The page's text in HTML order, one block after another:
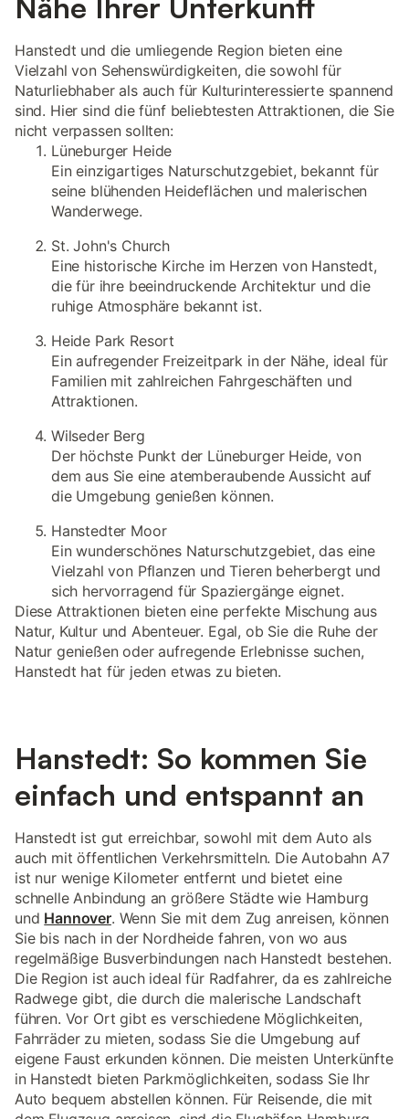
Nähe Ihrer Unterkunft
Hanstedt und die umliegende Region bieten eine
Vielzahl von Sehenswürdigkeiten, die sowohl für
Naturliebhaber als auch für Kulturinteressierte spannend
sind. Hier sind die fünf beliebtesten Attraktionen, die Sie
nicht verpassen sollten:
Lüneburger Heide
Ein einzigartiges Naturschutzgebiet, bekannt für
seine blühenden Heideflächen und malerischen
Wanderwege.
St. John's Church
Eine historische Kirche im Herzen von Hanstedt,
die für ihre beeindruckende Architektur und die
ruhige Atmosphäre bekannt ist.
Heide Park Resort
Ein aufregender Freizeitpark in der Nähe, ideal für
Familien mit zahlreichen Fahrgeschäften und
Attraktionen.
Wilseder Berg
Der höchste Punkt der Lüneburger Heide, von
dem aus Sie eine atemberaubende Aussicht auf
die Umgebung genießen können.
Hanstedter Moor
Ein wunderschönes Naturschutzgebiet, das eine
Vielzahl von Pflanzen und Tieren beherbergt und
sich hervorragend für Spaziergänge eignet.
Diese Attraktionen bieten eine perfekte Mischung aus
Natur, Kultur und Abenteuer. Egal, ob Sie die Ruhe der
Natur genießen oder aufregende Erlebnisse suchen,
Hanstedt hat für jeden etwas zu bieten.
Hanstedt: So kommen Sie
einfach und entspannt an
Hanstedt ist gut erreichbar, sowohl mit dem Auto als
auch mit öffentlichen Verkehrsmitteln. Die Autobahn A7
ist nur wenige Kilometer entfernt und bietet eine
schnelle Anbindung an größere Städte wie Hamburg
und Hannover. Wenn Sie mit dem Zug anreisen, können
Sie bis nach in der Nordheide fahren, von wo aus
regelmäßige Busverbindungen nach Hanstedt bestehen.
Die Region ist auch ideal für Radfahrer, da es zahlreiche
Radwege gibt, die durch die malerische Landschaft
führen. Vor Ort gibt es verschiedene Möglichkeiten,
Fahrräder zu mieten, sodass Sie die Umgebung auf
eigene Faust erkunden können. Die meisten Unterkünfte
in Hanstedt bieten Parkmöglichkeiten, sodass Sie Ihr
Auto bequem abstellen können. Für Reisende, die mit